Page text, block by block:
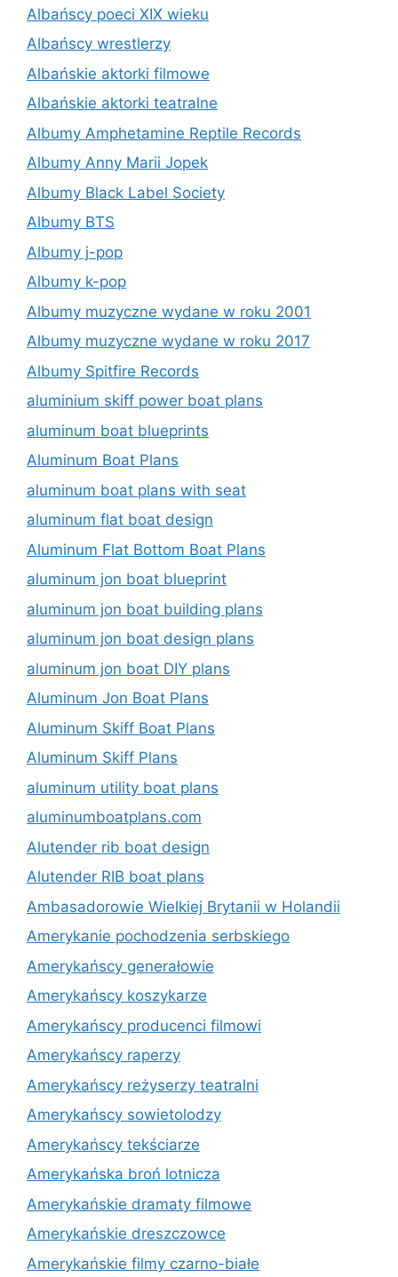
Albańscy poeci XIX wieku
Albańscy wrestlerzy
Albańskie aktorki filmowe
Albańskie aktorki teatralne
Albumy Amphetamine Reptile Records
Albumy Anny Marii Jopek
Albumy Black Label Society
Albumy BTS
Albumy j-pop
Albumy k-pop
Albumy muzyczne wydane w roku 2001
Albumy muzyczne wydane w roku 2017
Albumy Spitfire Records
aluminium skiff power boat plans
aluminum boat blueprints
Aluminum Boat Plans
aluminum boat plans with seat
aluminum flat boat design
Aluminum Flat Bottom Boat Plans
aluminum jon boat blueprint
aluminum jon boat building plans
aluminum jon boat design plans
aluminum jon boat DIY plans
Aluminum Jon Boat Plans
Aluminum Skiff Boat Plans
Aluminum Skiff Plans
aluminum utility boat plans
aluminumboatplans.com
Alutender rib boat design
Alutender RIB boat plans
Ambasadorowie Wielkiej Brytanii w Holandii
Amerykanie pochodzenia serbskiego
Amerykańscy generałowie
Amerykańscy koszykarze
Amerykańscy producenci filmowi
Amerykańscy raperzy
Amerykańscy reżyserzy teatralni
Amerykańscy sowietolodzy
Amerykańscy tekściarze
Amerykańska broń lotnicza
Amerykańskie dramaty filmowe
Amerykańskie dreszczowce
Amerykańskie filmy czarno-białe